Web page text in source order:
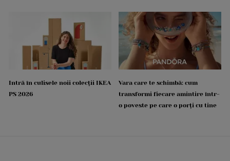
Intră în culisele noii colecții IKEA
PS 2026
Vara care te schimbă: cum
transformi fiecare amintire într-
o poveste pe care o porți cu tine